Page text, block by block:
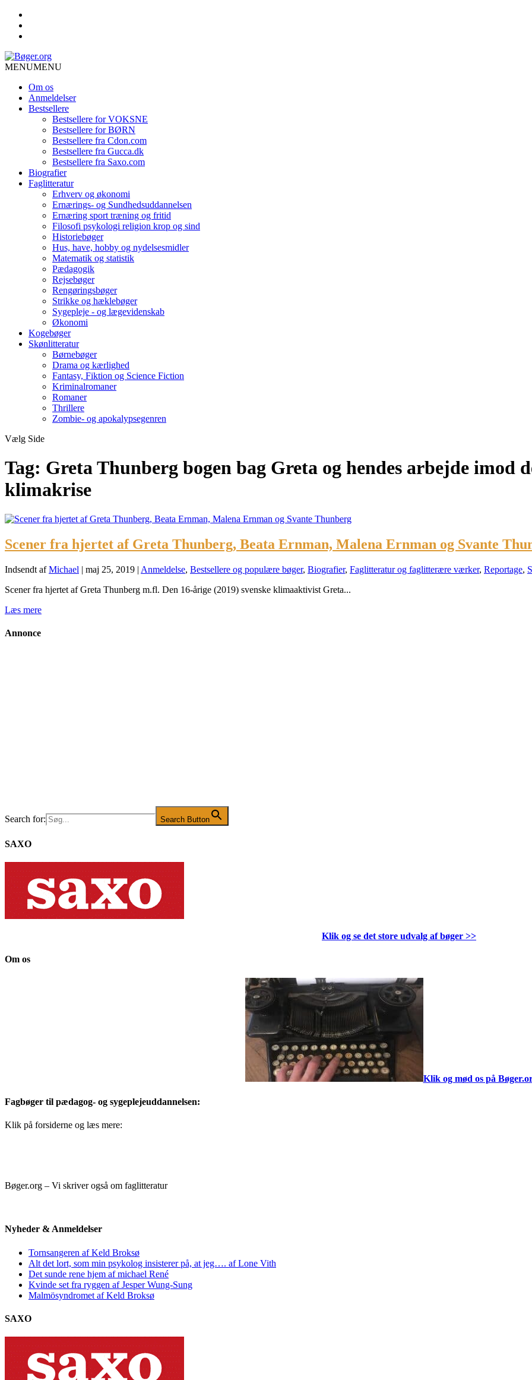
MENUMENU
Om os
Anmeldelser
Bestsellere
Bestsellere for VOKSNE
Bestsellere for BØRN
Bestsellere fra Cdon.com
Bestsellere fra Gucca.dk
Bestsellere fra Saxo.com
Biografier
Faglitteratur
Erhverv og økonomi
Ernærings- og Sundhedsuddannelsen
Ernæring sport træning og fritid
Filosofi psykologi religion krop og sind
Historiebøger
Hus, have, hobby og nydelsesmidler
Matematik og statistik
Pædagogik
Rejsebøger
Rengøringsbøger
Strikke og hæklebøger
Sygepleje - og lægevidenskab
Økonomi
Kogebøger
Skønlitteratur
Børnebøger
Drama og kærlighed
Fantasy, Fiktion og Science Fiction
Kriminalromaner
Romaner
Thrillere
Zombie- og apokalypsegenren
Vælg Side
Tag: Greta Thunberg bogen bag Greta og hendes arbejde imod
klimakrise
Scener fra hjertet af Greta Thunberg, Beata Ernman, Malena Ernman og Svante
Indsendt afMichael | maj 25, 2019 | Anmeldelse, Bestsellere og populære bøger, Biografier, Faglitteratur og faglitterære værker, Reportage,
Scener fra hjertet af Greta Thunberg m.fl. Den 16-årige (2019) svenske klimaaktivist Greta...
Læs mere
Annonce
Search for: Search Button
SAXO
Klik og se det store udvalg af bøger >>
Om os
Klik og mød os på
Fagbøger til pædagog- og sygeplejeuddannelsen:
Klik på forsiderne og læs mere:
Bøger.org – Vi skriver også om faglitteratur
Nyheder & Anmeldelser
Tornsangeren af Keld Broksø
Alt det lort, som min psykolog insisterer på, at jeg…. af Lone Vith
Det sunde rene hjem af michael René
Kvinde set fra ryggen af Jesper Wung-Sung
Malmösyndromet af Keld Broksø
SAXO